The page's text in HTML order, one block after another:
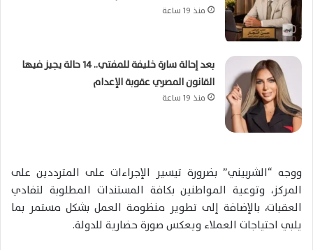
منذ 19 ساعة
بعد إحالة سارة خليفة للمفتي.. 14 حالة يجيز فيها
القانون المصري عقوبة الإعدام
منذ 19 ساعة
ووجه “الشربيني” بضرورة تيسير الإجراءات على المترددين على
المركز، وتوعية المواطنين بكافة المستندات المطلوبة لتفادي
العقبات، بالإضافة إلى تطوير منظومة العمل بشكل مستمر بما
يلبي احتياجات العملاء ويعكس صورة حضارية للدولة.